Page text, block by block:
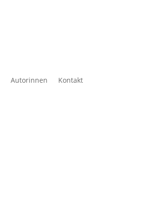
Autorinnen Kontakt